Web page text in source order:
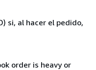
si, al hacer el pedido,
order is heavy or